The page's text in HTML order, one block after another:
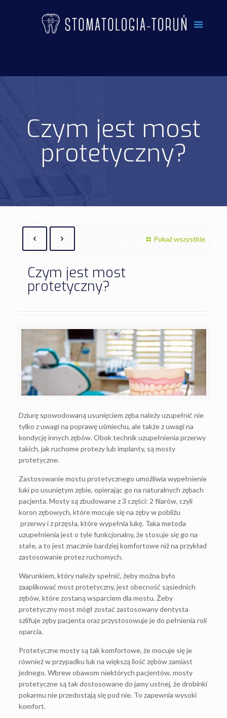
Czym jest most
protetyczny?
Pokaż wszystkie
Czym jest most
protetyczny?
Dziurę spowodowaną usunięciem zęba należy uzupełnić nie
tylko z uwagi na poprawę uśmiechu, ale także z uwagi na
kondycję innych zębów. Obok technik uzupełnienia przerwy
takich, jak ruchome protezy lub implanty, są mosty
protetyczne.
Zastosowanie mostu protetycznego umożliwia wypełnienie
luki po usuniętym zębie, opierając go na naturalnych zębach
pacjenta. Mosty są zbudowane z 3 części: 2 filarów, czyli
koron zębowych, które mocuje się na zęby w pobliżu
przerwy i z przęsła, które wypełnia lukę. Taka metoda
uzupełnienia jest o tyle funkcjonalny, że stosuje się go na
stałe, a to jest znacznie bardziej komfortowe niż na przykład
zastosowanie protez ruchomych.
Warunkiem, który należy spełnić, żeby można było
zaaplikować most protetyczny, jest obecność sąsiednich
zębów, które zostaną wsparciem dla mostu. Żeby
protetyczny most mógł zostać zastosowany dentysta
szlifuje zęby pacjenta oraz przystosowuje je do pełnienia roli
oparcia.
Protetyczne mosty są tak komfortowe, że mocuje się je
również w przypadku luk na większą ilość zębów zamiast
jednego. Wbrew obawom niektórych pacjentów, mosty
protetyczne są tak dostosowane do jamy ustnej, że drobinki
pokarmu nie przedostają się pod nie. To zapewnia wysoki
komfort.